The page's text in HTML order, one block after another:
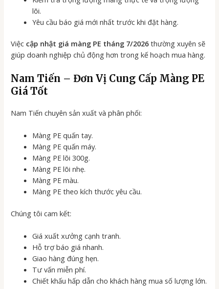
lõi.
Yêu cầu báo giá mới nhất trước khi đặt hàng.
Việc cập nhật giá màng PE tháng 7/2026 thường xuyên sẽ
giúp doanh nghiệp chủ động hơn trong kế hoạch mua hàng.
Nam Tiến – Đơn Vị Cung Cấp Màng PE
Giá Tốt
Nam Tiến chuyên sản xuất và phân phối:
Màng PE quấn tay.
Màng PE quấn máy.
Màng PE lõi 300g.
Màng PE lõi nhẹ.
Màng PE màu.
Màng PE theo kích thước yêu cầu.
Chúng tôi cam kết:
Giá xuất xưởng cạnh tranh.
Hỗ trợ báo giá nhanh.
Giao hàng đúng hẹn.
Tư vấn miễn phí.
Chiết khấu hấp dẫn cho khách hàng mua số lượng lớn.